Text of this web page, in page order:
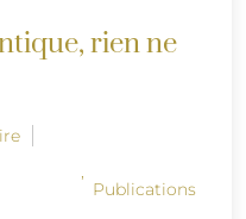
rien ne
Publications